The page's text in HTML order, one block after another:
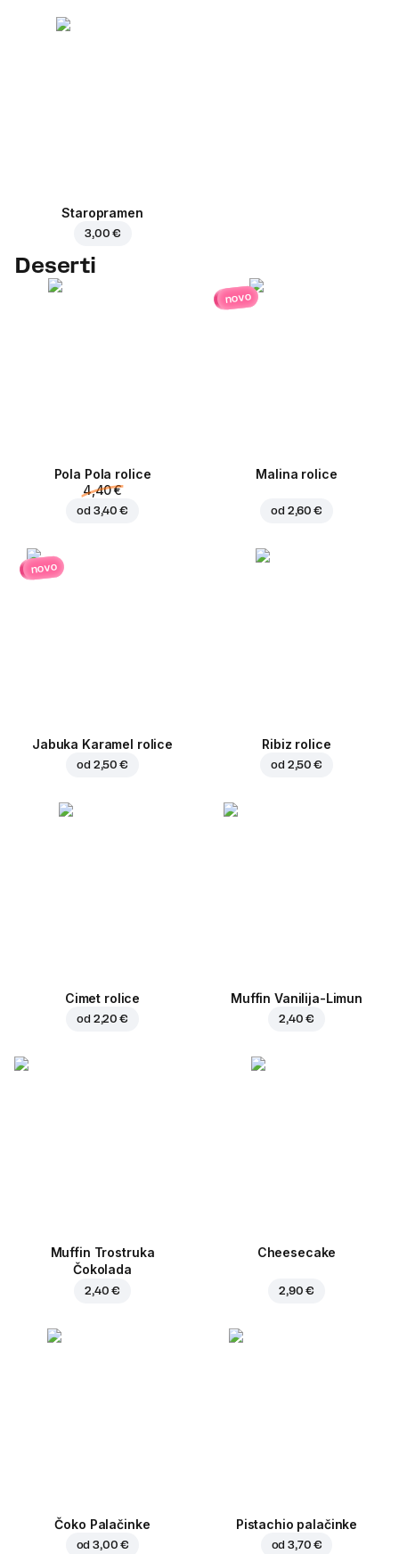
Staropramen
3,00 €
Deserti
Pola Pola rolice
4,40 €
od 3,40 €
novo
Malina rolice
od 2,60 €
novo
Jabuka Karamel rolice
od 2,50 €
Ribiz rolice
od 2,50 €
Cimet rolice
od 2,20 €
Muffin Vanilija-Limun
2,40 €
Muffin Trostruka
Čokolada
2,40 €
Cheesecake
2,90 €
Čoko Palačinke
od3,00 €
Pistachio palačinke
od3,70 €